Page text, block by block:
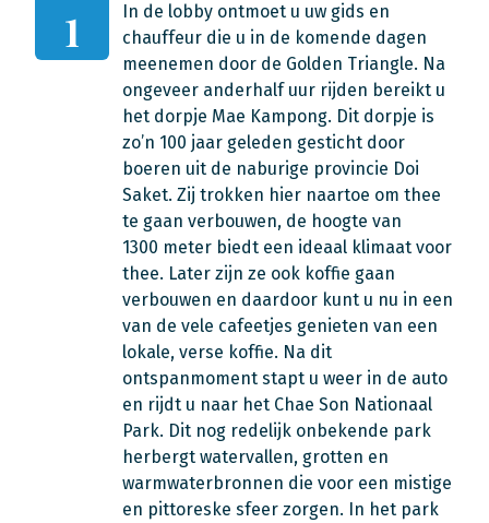
1
In de lobby ontmoet u uw gids en
chauffeur die u in de komende dagen
meenemen door de Golden Triangle. Na
ongeveer anderhalf uur rijden bereikt u
het dorpje Mae Kampong. Dit dorpje is
zo’n 100 jaar geleden gesticht door
boeren uit de naburige provincie Doi
Saket. Zij trokken hier naartoe om thee
te gaan verbouwen, de hoogte van
1300 meter biedt een ideaal klimaat voor
thee. Later zijn ze ook koffie gaan
verbouwen en daardoor kunt u nu in een
van de vele cafeetjes genieten van een
lokale, verse koffie. Na dit
ontspanmoment stapt u weer in de auto
en rijdt u naar het Chae Son Nationaal
Park. Dit nog redelijk onbekende park
herbergt watervallen, grotten en
warmwaterbronnen die voor een mistige
en pittoreske sfeer zorgen. In het park